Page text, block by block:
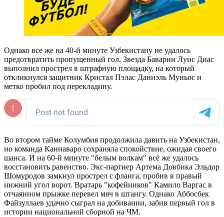
Однако все же на 40-й минуте Узбекистану не удалось
предотвратить пропущенный гол. Звезда Баварии Луис Диас
выполнил прострел в штрафную площадку, на который
откликнулся защитник Кристал Пэлас Даниэль Муньос и
метко пробил под перекладину.
Во втором тайме Колумбия продолжила давить на Узбекистан,
но команда Каннаваро сохраняла спокойствие, ожидая своего
шанса. И на 60-й минуте "белым волкам" всё же удалось
восстановить равенство. Экс-партнер Артема Довбика Эльдор
Шомуродов замкнул прострел с фланга, пробив в правый
нижний угол ворот. Вратарь "кофейников" Камило Варгас в
отчаянном прыжке перевел мяч в штангу. Однако Аббосбек
Файзуллаев удачно сыграл на добивании, забив первый гол в
истории национальной сборной на ЧМ.